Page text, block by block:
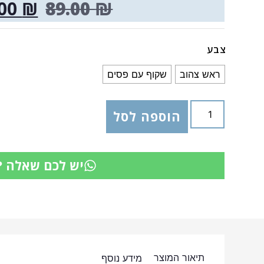
89.00₪
₪
צבע
ראש צהוב שקוף עם פסים
הוספה לסל
יש לכם שאלה
תיאור המוצר מידע נוסף